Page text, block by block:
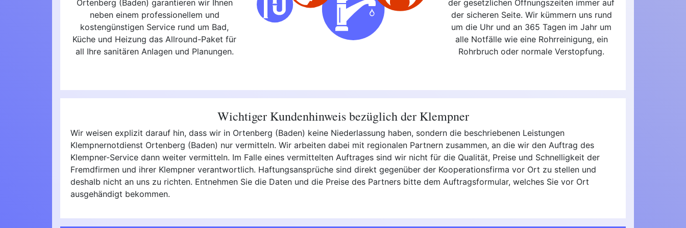
Ortenberg (Baden) garantieren wir Ihnen
neben einem professionellem und
kostengünstigen Service rund um Bad,
Küche und Heizung das Allround-Paket für
all Ihre sanitären Anlagen und Planungen.
der gesetzlichen Öffnungszeiten immer auf
der sicheren Seite. Wir kümmern uns rund
um die Uhr und an 365 Tagen im Jahr um
alle Notfälle wie eine Rohrreinigung, ein
Rohrbruch oder normale Verstopfung.
Wichtiger Kundenhinweis bezüglich der Klempner
Wir weisen explizit darauf hin, dass wir in Ortenberg (Baden) keine Niederlassung haben, sondern die beschriebenen Leistungen
Klempnernotdienst Ortenberg (Baden) nur vermitteln. Wir arbeiten dabei mit regionalen Partnern zusammen, an die wir den Auftrag des
Klempner-Service dann weiter vermitteln. Im Falle eines vermittelten Auftrages sind wir nicht für die Qualität, Preise und Schnelligkeit der
Fremdfirmen und ihrer Klempner verantwortlich. Haftungsansprüche sind direkt gegenüber der Kooperationsfirma vor Ort zu stellen und
deshalb nicht an uns zu richten. Entnehmen Sie die Daten und die Preise des Partners bitte dem Auftragsformular, welches Sie vor Ort
ausgehändigt bekommen.